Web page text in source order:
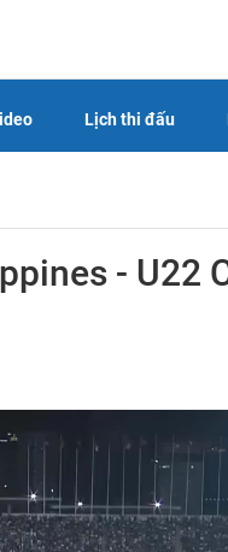
Lịch thi đấu
- U22